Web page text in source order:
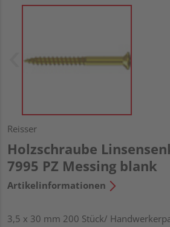
Reisser
Holzschraube
7995 PZ Messing blank
Artikelinformationen
3,5 x 30 mm 200 Stück/